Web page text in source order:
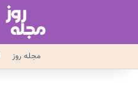
مجله روز